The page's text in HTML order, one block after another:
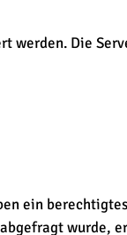
Die
ein
wurde,